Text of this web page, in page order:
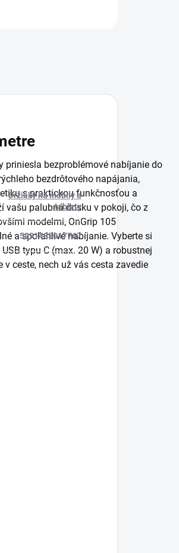
priniesla bezproblémové nabíjanie do
bezdrôtového napájania,
s praktickou funkčnosťou a
vašu palubnú dosku v pokoji, čo z
modelmi, OnGrip 105
a spoľahlivé nabíjanie. Vyberte si
typu C (max. 20 W) a robustnej
ceste, nech už vás cesta zavedie
Držiaky na mobily a
tablety
5291485017767